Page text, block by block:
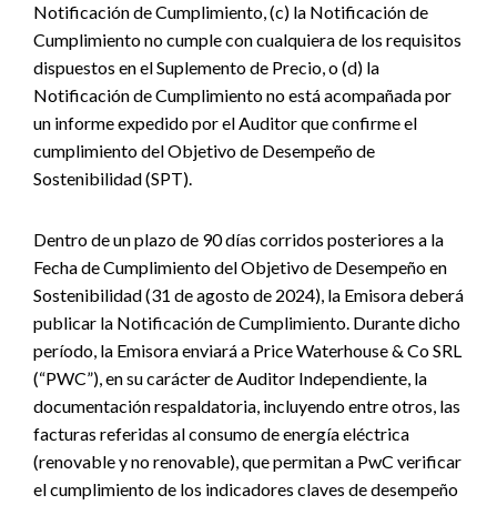
Notificación de Cumplimiento, (c) la Notificación de
Cumplimiento no cumple con cualquiera de los requisitos
dispuestos en el Suplemento de Precio, o (d) la
Notificación de Cumplimiento no está acompañada por
un informe expedido por el Auditor que confirme el
cumplimiento del Objetivo de Desempeño de
Sostenibilidad (SPT).
Dentro de un plazo de 90 días corridos posteriores a la
Fecha de Cumplimiento del Objetivo de Desempeño en
Sostenibilidad (31 de agosto de 2024), la Emisora deberá
publicar la Notificación de Cumplimiento. Durante dicho
período, la Emisora enviará a Price Waterhouse & Co SRL
(“PWC”), en su carácter de Auditor Independiente, la
documentación respaldatoria, incluyendo entre otros, las
facturas referidas al consumo de energía eléctrica
(renovable y no renovable), que permitan a PwC verificar
el cumplimiento de los indicadores claves de desempeño